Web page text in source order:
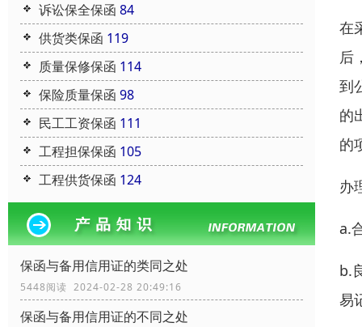
诉讼保全保函 84
供货类保函 119
质量保修保函 114
保险质量保函 98
民工工资保函 111
工程担保保函 105
工程供货保函 124
保函与备用信用证的类同之处
5448阅读 2024-02-28 20:49:16
保函与备用信用证的不同之处
在
后
到
的
的
办
a.
b.
易